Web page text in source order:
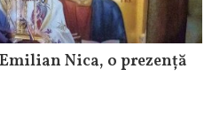
Nica, o prezență